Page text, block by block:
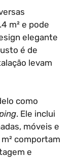
m² e pode
elegante
é de
levam
como
. Ele inclui
móveis e
comportam
e